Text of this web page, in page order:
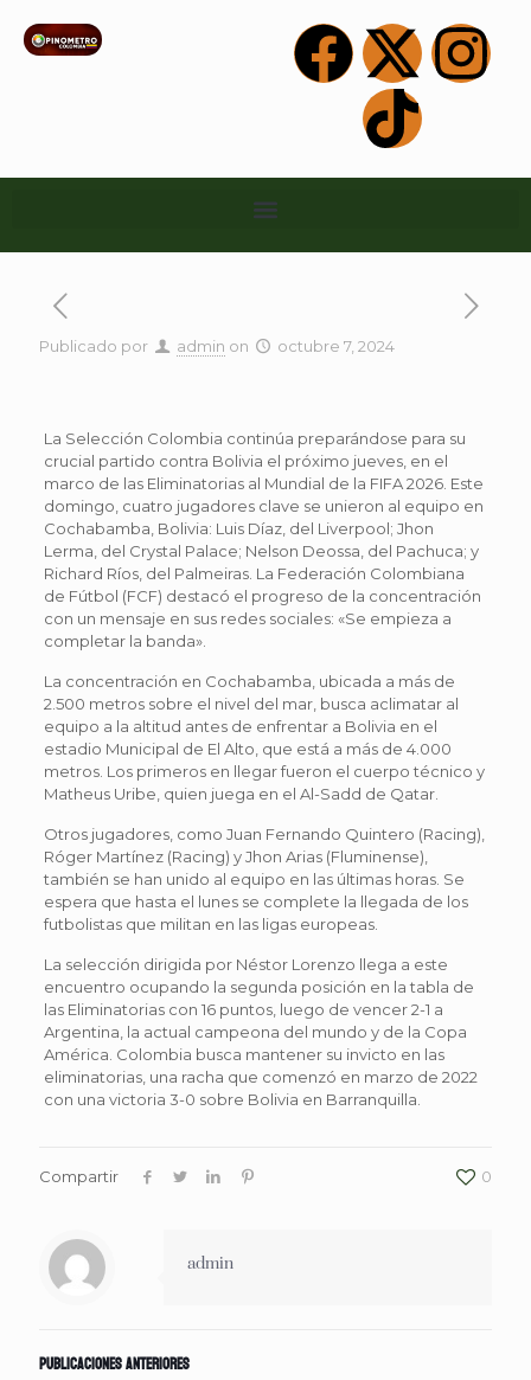
Publicado por admin on octubre 7, 2024
La Selección Colombia continúa preparándose para su
crucial partido contra Bolivia el próximo jueves, en el
marco de las Eliminatorias al Mundial de la FIFA 2026. Este
domingo, cuatro jugadores clave se unieron al equipo en
Cochabamba, Bolivia: Luis Díaz, del Liverpool; Jhon
Lerma, del Crystal Palace; Nelson Deossa, del Pachuca; y
Richard Ríos, del Palmeiras. La Federación Colombiana
de Fútbol (FCF) destacó el progreso de la concentración
con un mensaje en sus redes sociales: «Se empieza a
completar la banda».
La concentración en Cochabamba, ubicada a más de
2.500 metros sobre el nivel del mar, busca aclimatar al
equipo a la altitud antes de enfrentar a Bolivia en el
estadio Municipal de El Alto, que está a más de 4.000
metros. Los primeros en llegar fueron el cuerpo técnico y
Matheus Uribe, quien juega en el Al-Sadd de Qatar.
Otros jugadores, como Juan Fernando Quintero (Racing),
Róger Martínez (Racing) y Jhon Arias (Fluminense),
también se han unido al equipo en las últimas horas. Se
espera que hasta el lunes se complete la llegada de los
futbolistas que militan en las ligas europeas.
La selección dirigida por Néstor Lorenzo llega a este
encuentro ocupando la segunda posición en la tabla de
las Eliminatorias con 16 puntos, luego de vencer 2-1 a
Argentina, la actual campeona del mundo y de la Copa
América. Colombia busca mantener su invicto en las
eliminatorias, una racha que comenzó en marzo de 2022
con una victoria 3-0 sobre Bolivia en Barranquilla.
Compartir 0
admin
Publicaciones anteriores